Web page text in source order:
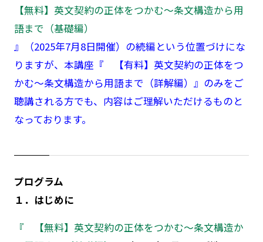
【無料】英文契約の正体をつかむ～条文構造から用
語まで（基礎編）
』（2025年7月8日開催）の続編という位置づけにな
りますが、本講座『 【有料】英文契約の正体をつ
かむ～条文構造から用語まで（詳解編）』のみをご
聴講される方でも、内容はご理解いただけるものと
なっております。
プログラム
１．はじめに
『 【無料】英文契約の正体をつかむ～条文構造か